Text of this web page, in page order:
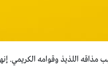
اللذيذ وقوامه الكريمي.